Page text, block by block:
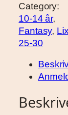
k
a
m
m
s
Category:
10-14 år
Fantasy, Lix
25-30